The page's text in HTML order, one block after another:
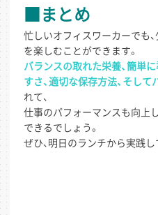
■まとめ
忙しいオフィスワーカーでも
を楽しむことができます。
バランスの取れた栄養、簡単
すさ、適切な保存方法、そし
れて、
仕事のパフォーマンスも向上
できるでしょう。
ぜひ、明日のランチから実践し